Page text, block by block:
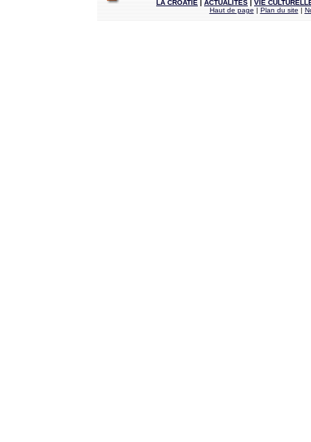
LA CROATIE ACTUALITÉS
VIE
Haut de page| Plan du site|